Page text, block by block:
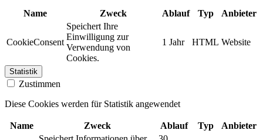
Name Zweck Ablauf Typ Anbieter
CookieConsent
Speichert Ihre
Einwilligung zur
Verwendung von
Cookies.
1 Jahr HTML Website
Statistik
Zustimmen
Diese Cookies werden für Statistik angewendet
Name Zweck Ablauf Typ
Anbieter